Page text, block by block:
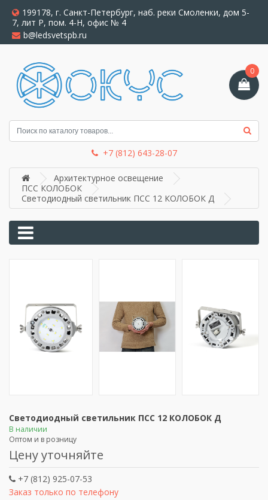
199178, г. Санкт-Петербург, наб. реки Смоленки, дом 5-
7, лит Р, пом. 4-Н, офис № 4
b@ledsvetspb.ru
+7 (812) 643-28-07
0
Архитектурное освещение
ПСС КОЛОБОК
Светодиодный светильник ПСС 12 КОЛОБОК Д
Светодиодный светильник ПСС 12 КОЛОБОК Д
В наличии
Оптом и в розницу
Цену уточняйте
+7 (812) 925-07-53
Заказ только по телефону